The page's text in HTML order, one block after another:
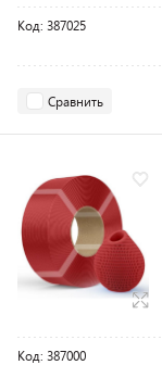
Код: 387025
Сравнить
Код: 387000